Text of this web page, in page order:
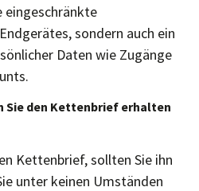
eingeschränkte
sondern auch ein
Daten wie Zugänge
Sie den Kettenbrief erhalten
Kettenbrief, sollten Sie ihn
unter keinen Umständen